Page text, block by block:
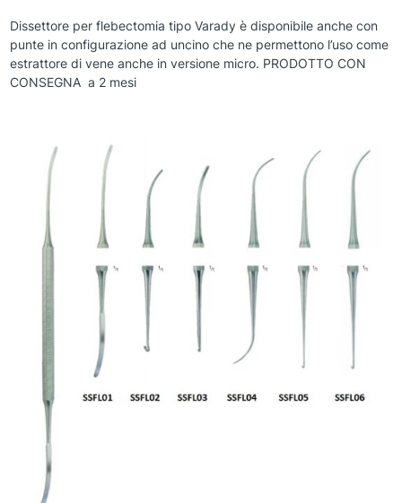
Dissettore per flebectomia tipo Varady è disponibile anche con
punte in configurazione ad uncino che ne permettono l’uso come
estrattore di vene anche in versione micro. PRODOTTO CON
CONSEGNA a 2 mesi